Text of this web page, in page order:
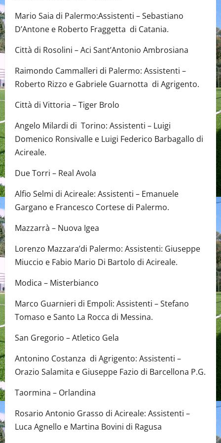
Mario Saia di Palermo:Assistenti – Sebastiano
D’Antone e Roberto Fraggetta di Catania.
Città di Rosolini – Aci Sant’Antonio Ambrosiana
Raimondo Cammalleri di Palermo: Assistenti –
Roberto Rizzo e Gabriele Guarnotta di Agrigento.
Città di Vittoria – Tiger Brolo
Angelo Milardi di Torino: Assistenti – Luigi
Domenico Ronsivalle e Luigi Federico Barbagallo di
Acireale.
Due Torri – Real Avola
Alfio Selmi di Acireale: Assistenti – Emanuele
Gargano e Francesco Cortese di Palermo.
Mazzarrà – Nuova Igea
Lorenzo Mazzara’di Palermo: Assistenti: Giuseppe
Miuccio e Fabio Mario Di Bartolo di Acireale.
Modica – Misterbianco
Marco Guarnieri di Empoli: Assistenti – Stefano
Tomaso e Santo La Rocca di Messina.
San Gregorio – Atletico Gela
Antonino Costanza di Agrigento: Assistenti –
Orazio Salamita e Giuseppe Fazio di Barcellona P.G.
Taormina – Orlandina
Rosario Antonio Grasso di Acireale: Assistenti –
Luca Agnello e Martina Bovini di Ragusa